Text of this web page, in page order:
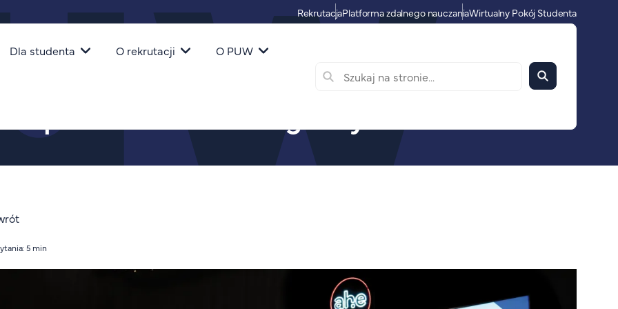
RekrutacjaPlatforma zdalnego nauczaniaWirtualny Pokój Studenta
Dla studenta O rekrutacji O PUW
partnerów technologicznych Akademii
5 min